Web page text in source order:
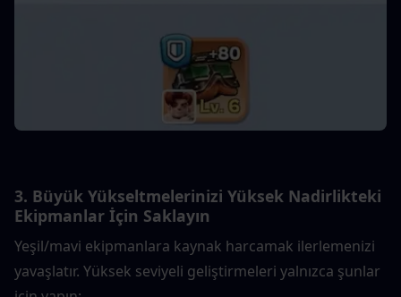
3. Büyük Yükseltmelerinizi Yüksek Nadirlikteki
Ekipmanlar İçin Saklayın
Yeşil/mavi ekipmanlara kaynak harcamak ilerlemenizi
yavaşlatır. Yüksek seviyeli geliştirmeleri yalnızca şunlar